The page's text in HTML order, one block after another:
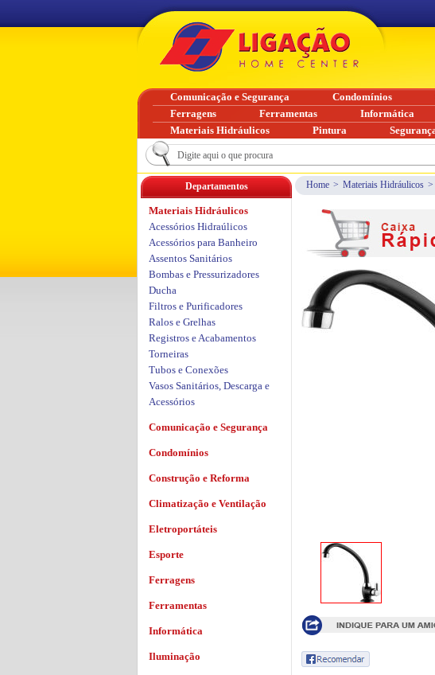
Home > Materiais Hidráulicos >
Departamentos
Materiais Hidráulicos
Acessórios Hidraúlicos
Acessórios para Banheiro
Assentos Sanitários
Bombas e Pressurizadores
Ducha
Filtros e Purificadores
Ralos e Grelhas
Registros e Acabamentos
Torneiras
Tubos e Conexões
Vasos Sanitários, Descarga e
Acessórios
Comunicação e Segurança
Condomínios
Construção e Reforma
Climatização e Ventilação
Eletroportáteis
Esporte
Ferragens
Ferramentas
Informática
Iluminação
Comunicação e Segurança Condomínios
Ferragens
Ferramentas Informática
Materiais Hidráulicos
Pintura